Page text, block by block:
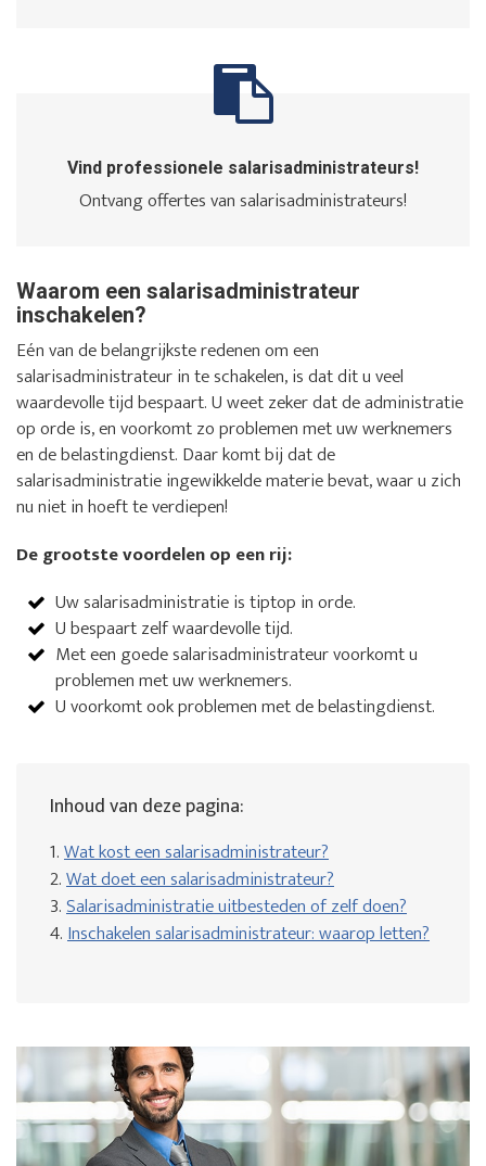
Vind professionele salarisadministrateurs!
Ontvang offertes van salarisadministrateurs!
Waarom een salarisadministrateur
inschakelen?
Eén van de belangrijkste redenen om een
salarisadministrateur in te schakelen, is dat dit u veel
waardevolle tijd bespaart. U weet zeker dat de administratie
op orde is, en voorkomt zo problemen met uw werknemers
en de belastingdienst. Daar komt bij dat de
salarisadministratie ingewikkelde materie bevat, waar u zich
nu niet in hoeft te verdiepen!
De grootste voordelen op een rij:
Uw salarisadministratie is tiptop in orde.
U bespaart zelf waardevolle tijd.
Met een goede salarisadministrateur voorkomt u
problemen met uw werknemers.
U voorkomt ook problemen met de belastingdienst.
Inhoud van deze pagina:
1.Wat kost een salarisadministrateur?
2.Wat doet een salarisadministrateur?
3.Salarisadministratie uitbesteden of zelf doen?
4.Inschakelen salarisadministrateur: waarop letten?